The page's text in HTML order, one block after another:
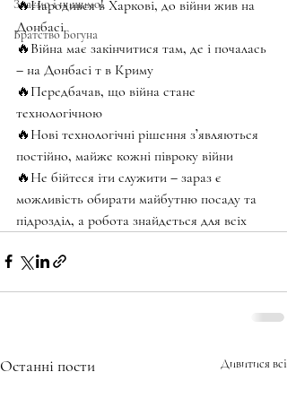
Знаємо і нищимо!
Братство Богуна
🔥Народився в Харкові, до війни жив на
Донбасі
🔥Війна має закінчитися там, де і почалась
– на Донбасі т в Криму
🔥Передбачав, що війна стане
технологічною
🔥Нові технологічні рішення з’являються
постійно, майже кожні півроку війни
🔥Не бійтеся іти служити – зараз є
можливість обирати майбутню посаду та
підрозділ, а робота знайдеться для всіх
Останні пости Дивитися всі